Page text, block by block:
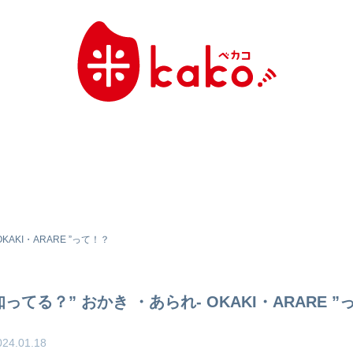
・ARARE ”って！？
ってる？” おかき ・あられ- OKAKI・ARARE ”